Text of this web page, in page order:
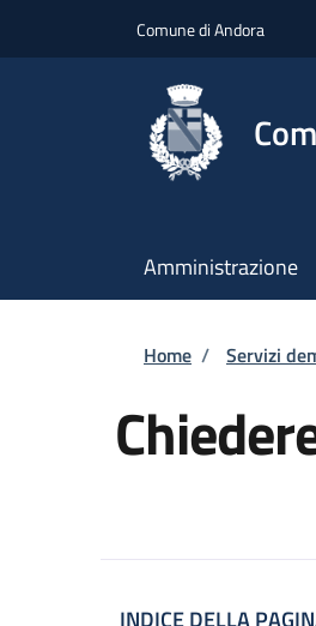
Comune di Andora
Amministrazione
Briciole
Home / Servizi
INDICE DELLA